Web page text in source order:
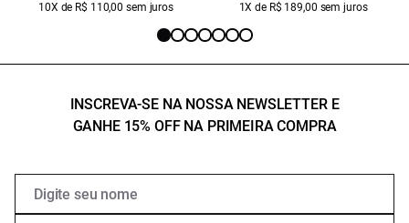
10X de R$ 110,00 sem juros 1X de R$ 189,00 sem juros
INSCREVA-SE NA NOSSA NEWSLETTER E
GANHE 15% OFF NA PRIMEIRA COMPRA